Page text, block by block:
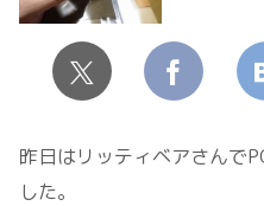
昨日はリッティベアさんで
した。